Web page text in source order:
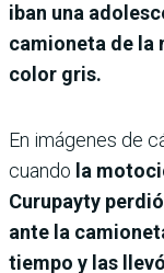
iban una
camioneta de la
color gris.
En imágenes de
cuando la
Curupayty
ante la
tiempo y las